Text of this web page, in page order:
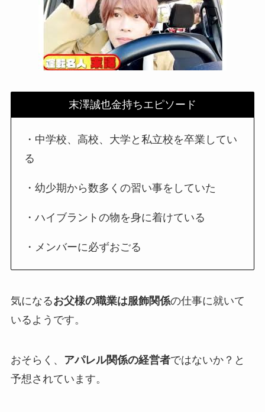
末澤誠也金持ちエピソード
・中学校、高校、大学と私立校を卒業してい
る
・幼少期から数多くの習い事をしていた
・ハイブラントの物を身に着けている
・メンバーに必ずおごる
気になるお父様の職業は服飾関係の仕事に就いて
いるようです。
おそらく、 アパレル関係の経営者ではないか？と
予想されています。